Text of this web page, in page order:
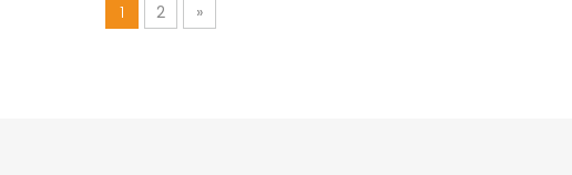
1
2 »